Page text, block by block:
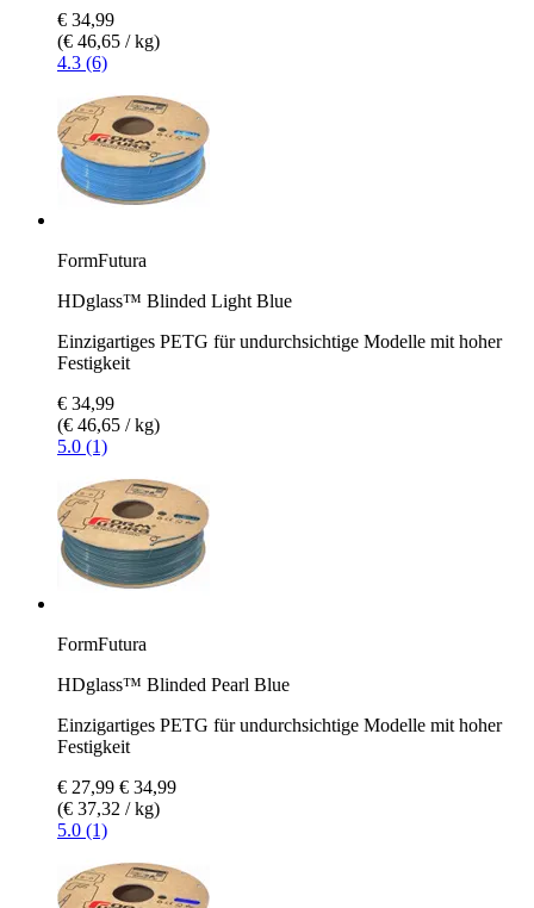
€ 34,99
(€ 46,65 / kg)
4.3 (6)
FormFutura
HDglass™ Blinded Light Blue
Einzigartiges PETG für undurchsichtige Modelle mit hoher
Festigkeit
€ 34,99
(€ 46,65 / kg)
5.0 (1)
FormFutura
HDglass™ Blinded Pearl Blue
Einzigartiges PETG für undurchsichtige Modelle mit hoher
Festigkeit
€ 27,99 € 34,99
(€ 37,32 / kg)
5.0 (1)